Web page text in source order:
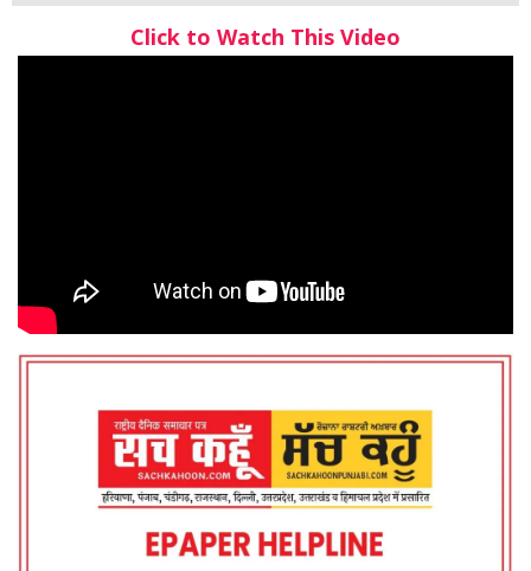
Click to Watch This Video